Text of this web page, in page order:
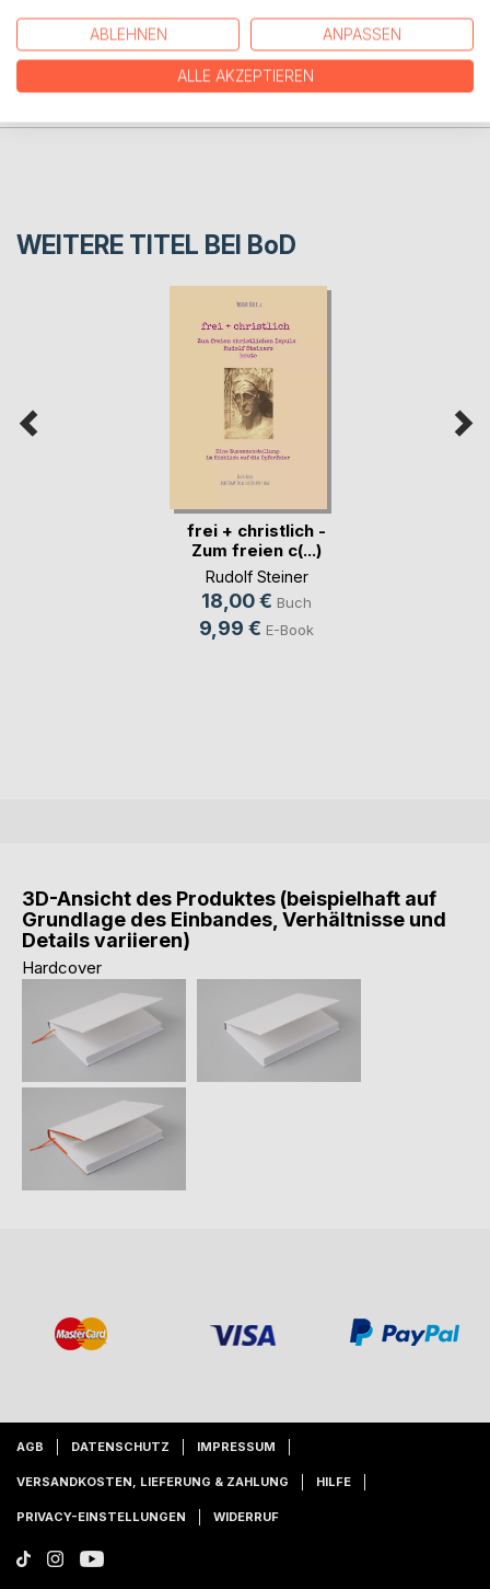
PRESSESTIMMEN
REZENSIONEN
WEITERE TITEL BEI BoD
frei + christlich -
Zum freien c(...)
Rudolf Steiner
18,00 € Buch
9,99 € E-Book
3D-Ansicht des Produktes (beispielhaft auf
Grundlage des Einbandes, Verhältnisse und
Details variieren)
Hardcover
AGB DATENSCHUTZ IMPRESSUM
VERSANDKOSTEN, LIEFERUNG & ZAHLUNG HILFE
PRIVACY-EINSTELLUNGEN WIDERRUF
ABLEHNEN ANPASSEN
ALLE AKZEPTIEREN